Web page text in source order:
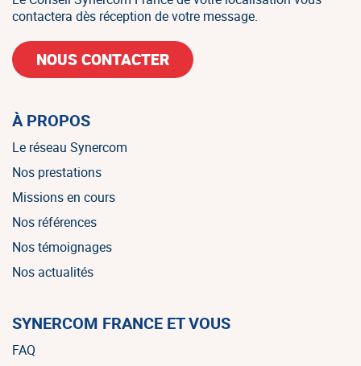
contactera dès réception de votre message.
NOUS CONTACTER
À PROPOS
Le réseau Synercom
Nos prestations
Missions en cours
Nos références
Nos témoignages
Nos actualités
SYNERCOM FRANCE ET VOUS
FAQ